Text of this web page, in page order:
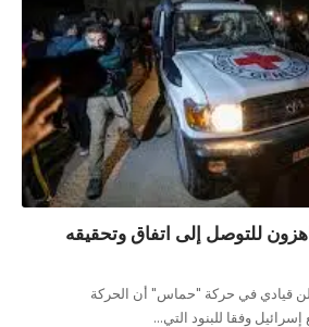
إلى اتفاق وتحقيقه
في حركة "حماس" أن الحركة
وفقا للبنود التي…